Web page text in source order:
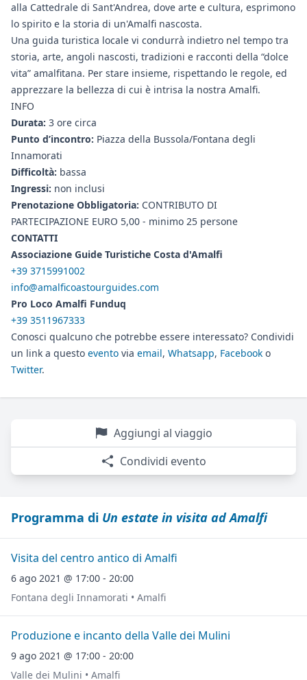
alla Cattedrale di Sant'Andrea, dove arte e cultura, esprimono
lo spirito e la storia di un'Amalfi nascosta.
Una guida turistica locale vi condurrà indietro nel tempo tra
storia, arte, angoli nascosti, tradizioni e racconti della “dolce
vita” amalfitana. Per stare insieme, rispettando le regole, ed
apprezzare la bellezza di cui è intrisa la nostra Amalfi.
INFO
Durata: 3 ore circa
Punto d’incontro: Piazza della Bussola/Fontana degli
Innamorati
Difficoltà: bassa
Ingressi: non inclusi
Prenotazione Obbligatoria: CONTRIBUTO DI
PARTECIPAZIONE EURO 5,00 - minimo 25 persone
CONTATTI
Associazione Guide Turistiche Costa d'Amalfi
+39 3715991002
info@amalficoastourguides.com
Pro Loco Amalfi Funduq
+39 3511967333
Conosci qualcuno che potrebbe essere interessato? Condividi
un link a questo evento via email, Whatsapp, Facebook o
Twitter.
Aggiungi al viaggio
Condividi evento
Programma di Un estate in visita ad Amalfi
Visita del centro antico di Amalfi
6 ago 2021 @ 17:00 - 20:00
Fontana degli Innamorati • Amalfi
Produzione e incanto della Valle dei Mulini
9 ago 2021 @ 17:00 - 20:00
Valle dei Mulini • Amalfi